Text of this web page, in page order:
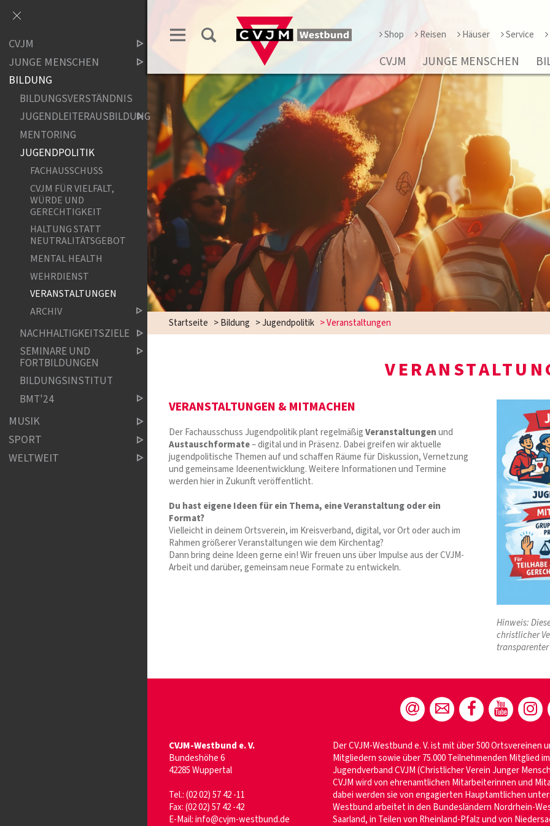
Shop Reisen Häuser Service
CVJM JUNGE MENSCHEN
Startseite >Bildung >Jugendpolitik >Veranstaltungen
VERANSTALTUNGEN & MITMACHEN
Der Fachausschuss Jugendpolitik plant regelmäßigVeranstaltungenund
Austauschformate– digital und in Präsenz. Dabei greifen wir aktuelle
jugendpolitische Themen auf und schaffen Räume für Diskussion, Vernetzung
und gemeinsame Ideenentwicklung. Weitere Informationen und Termine
werden hier in Zukunft veröffentlicht.
Du hast eigene Ideen für ein Thema, eine Veranstaltung oder ein
Format?
Vielleicht in deinem Ortsverein, im Kreisverband, digital, vor Ort oder auch im
Rahmen größerer Veranstaltungen wie dem Kirchentag?
Dann bring deine Ideen gerne ein! Wir freuen uns über Impulse aus der CVJM-
Arbeit und darüber, gemeinsam neue Formate zu entwickeln.
Hinweis:
christlicher
CVJM-Westbund e. V.
Bundeshöhe 6
42285 Wuppertal
Tel.: (02 02) 57 42 -11
Fax: (02 02) 57 42 -42
E-Mail:info@cvjm-westbund.de
Der CVJM-Westbund e. V. ist mit über 500 Ortsvereinen
Mitgliedern sowie über 75.000 Teilnehmenden Mitglied
Jugendverband CVJM (Christlicher Verein Junger
CVJM wird von ehrenamtlichen Mitarbeiterinnen und
dabei werden sie von engagierten Hauptamtlichen
Westbund arbeitet in den Bundesländern Nordrhein-
Saarland, in Teilen von Rheinland-Pfalz und von
CVJM
JUNGE MENSCHEN
BILDUNG
BILDUNGSVERSTÄNDNIS
JUGENDLEITERAUSBILDUNG
MENTORING
JUGENDPOLITIK
FACHAUSSCHUSS
CVJM FÜR VIELFALT,
WÜRDE UND
GERECHTIGKEIT
HALTUNG STATT
NEUTRALITÄTSGEBOT
MENTAL HEALTH
WEHRDIENST
VERANSTALTUNGEN
ARCHIV
NACHHALTIGKEITSZIELE
SEMINARE UND
FORTBILDUNGEN
BILDUNGSINSTITUT
BMT'24
MUSIK
SPORT
WELTWEIT